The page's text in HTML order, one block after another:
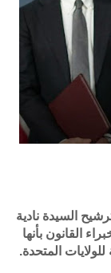
السيدة نادية
القانون بأنها
المتحدة.